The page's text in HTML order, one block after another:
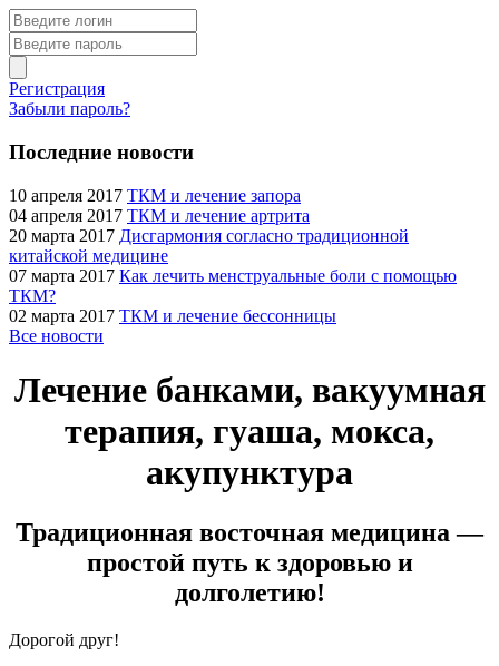
Регистрация
Забыли пароль?
Последние новости
10 апреля 2017 ТКМ и лечение запора
04 апреля 2017 ТКМ и лечение артрита
20 марта 2017 Дисгармония согласно традиционной
китайской медицине
07 марта 2017 Как лечить менструальные боли с помощью
ТКМ?
02 марта 2017 ТКМ и лечение бессонницы
Все новости
Лечение банками, вакуумная
терапия, гуаша, мокса,
акупунктура
Традиционная восточная медицина —
простой путь к здоровью и
долголетию!
Дорогой друг!